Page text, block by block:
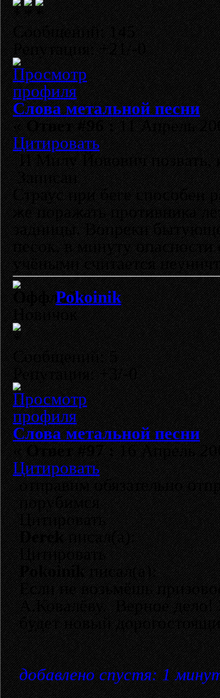
Сообщений: 145
Репутация: +21/-0
Слова метальной песни
«Ответ #96 :11 Апрель
Цитировать
И Милу Йовович позвать,
Записан
Страус при беге способен
же поражать противника
задницы. Вопреки
песок, в минуту опасности
учёными считается
Pokoinik
Новичок
Сообщений: 5
Репутация: +3/-0
Слова метальной песни
«Ответ #97 :16 Апрель
Цитировать
отправим обязательно
порубимся
Цитировать
Derekписал(а):
Цитировать
Pokoinikписал(а):
Если не возьмёшь
А.Ковалёву. Верное дело!
будет новый
добавлено спустя: 1